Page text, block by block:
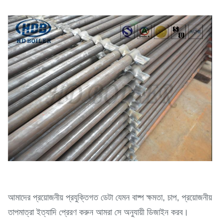
আমাদের প্রয়োজনীয় প্রযুক্তিগত ডেটা যেমন বাষ্প ক্ষমতা, চাপ, প্রয়োজনীয়
তাপমাত্রা ইত্যাদি প্রেরণ করুন আমরা সে অনুযায়ী ডিজাইন করব।